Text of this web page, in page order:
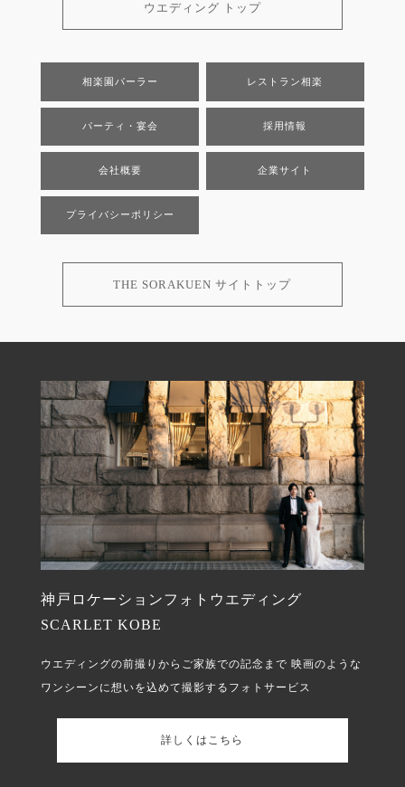
ウエディング トップ
相楽園パーラー レストラン相楽
パーティ・宴会 採用情報
会社概要 企業サイト
プライバシーポリシー
THE SORAKUEN サイトトップ
神戸ロケーションフォトウエディング
SCARLET KOBE
ウエディングの前撮りからご家族での記念まで 映画のような
ワンシーンに想いを込めて撮影するフォトサービス
詳しくはこちら